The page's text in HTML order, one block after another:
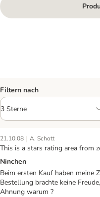
Filtern nach
21.10.08 | A. Schott
This is a stars rating area from
Ninchen
Beim ersten Kauf haben meine
Bestellung brachte keine
Ahnung warum ?